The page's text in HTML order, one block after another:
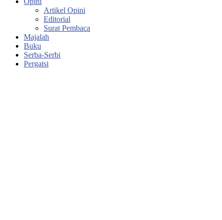
Artikel Opini
Editorial
Surat Pembaca
Majalah
Buku
Serba-Serbi
Pergatsi